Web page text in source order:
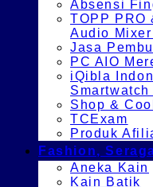
Absensi
TOPP PRO
Audio
Jasa
PC AIO
iQibla
Shop & Cool
TCExam
Produk
Fashion,
Aneka Kain
Kain Batik